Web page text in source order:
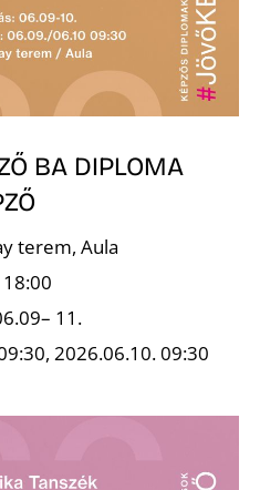
BA DIPLOMA
terem, Aula
11.
2026.06.10. 09:30